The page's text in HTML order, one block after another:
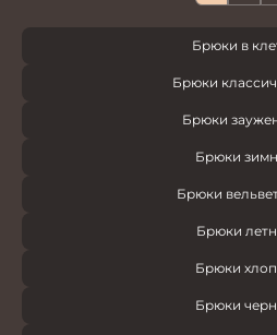
Брюки в
Брюки
Брюки
Брюки
Брюки
Брюки
Брюки
Брюки